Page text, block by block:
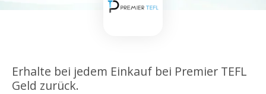
Erhalte bei jedem Einkauf bei Premier TEFL
Geld zurück.